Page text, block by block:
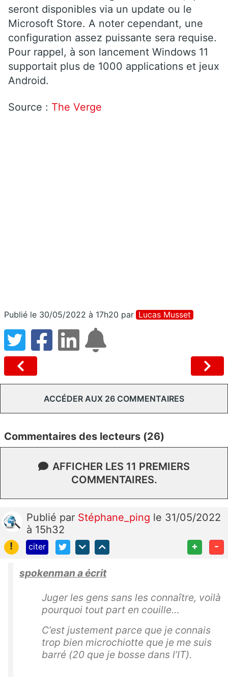
seront disponibles via un update ou le
Microsoft Store. A noter cependant, une
configuration assez puissante sera requise.
Pour rappel, à son lancement Windows 11
supportait plus de 1000 applications et jeux
Android.
Source : The Verge
Publié le 30/05/2022 à 17h20 par Lucas Musset
ACCÉDER AUX 26 COMMENTAIRES
Commentaires des lecteurs (26)
AFFICHER LES 11 PREMIERS
COMMENTAIRES.
Publié par Stéphane_ping le 31/05/2022
à 15h32
!
citer + -
spokenman a écrit
Juger les gens sans les connaître, voilà
pourquoi tout part en couille…
C’est justement parce que je connais
trop bien microchiotte que je me suis
barré (20 que je bosse dans l’IT).